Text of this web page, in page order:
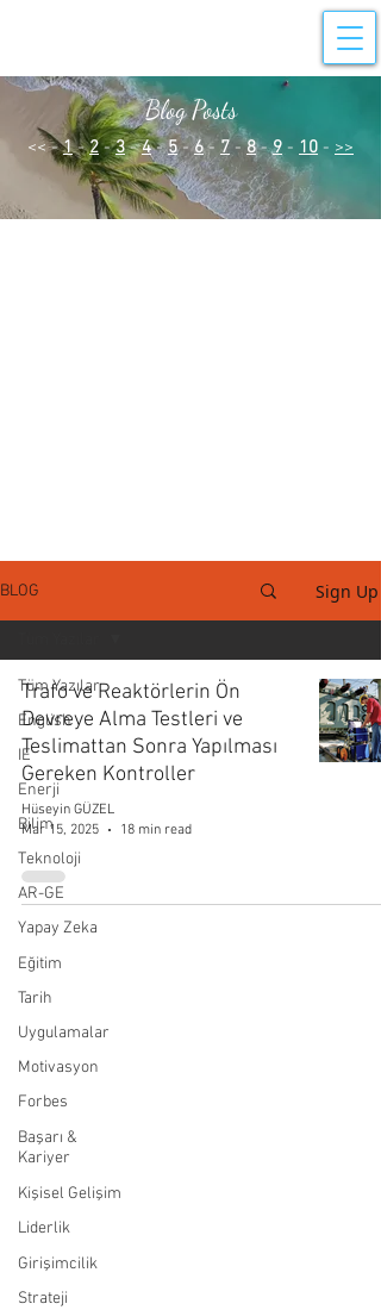
Blog Posts
<< - 1 - 2-3 -4 -5-6- 7 -8 - 9 - 10 - >>
BLOG Sign Up
Tüm Yazılar
English
IE
Enerji
Bilim
Teknoloji
AR-GE
Yapay Zeka
Eğitim
Tarih
Uygulamalar
Motivasyon
Forbes
Başarı &
Kariyer
Kişisel Gelişim
Liderlik
Girişimcilik
Strateji
Trafo ve Reaktörlerin Ön
Devreye Alma Testleri ve
Teslimattan Sonra Yapılması
Gereken Kontroller
Hüseyin GÜZEL
Mar 15, 2025
18 min read